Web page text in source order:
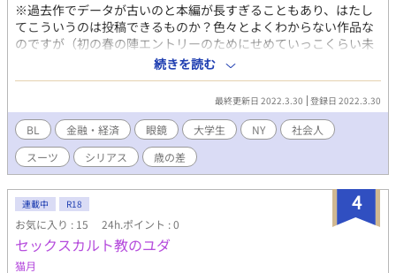
※過去作でデータが古いのと本編が長すぎることもあり、はたし
てこういうのは投稿できるものか？色々とよくわからない作品な
のですが（初の春の陣エントリーのためにせめていっこくらい未
投稿作をと思い）とりあえず上げてみます。もし問題ありそうな
ら取り下げますので…。 過去、初参加のコミケで前半だけ紙で頒
布して、最終的にWEBで完結までに5年を要した超大作（？）で
す。長くかかった分だけあって自分的には思い入れの深い作品で
す。 内容は金融経済モノとややマニアックですが、一応（これは
段階としてはR15でいいのかな？悩みます…）BLっぽい箇所もあ
ります。投資銀行とか、インベストメントバンカーとかってわか
る人いますかね？？大体あのへんのお話で、後に凄腕のファンド
マネージャー（顧客から預かった巨額の投資資金を運用する人）
になって舞い戻ってくる或る日本人男性がまだ若い頃、米国NYで
修行してた時代はどんな感じだったのか？を妄想して漫画にした
ものです。 とにかく古い作品で既に制作当時の元データが見つか
らなくなっているので、セリフの文字とか小さくてすいません。
続きを読む
最終更新日 2022.3.30 登録日 2022.3.30
BL 金融・経済 眼鏡 大学生 NY
社会人
スーツ
シリアス 歳の差
4
連載中 R18
お気に入り : 15 24h.ポイント : 0
セックスカルト教のユダ
猫月